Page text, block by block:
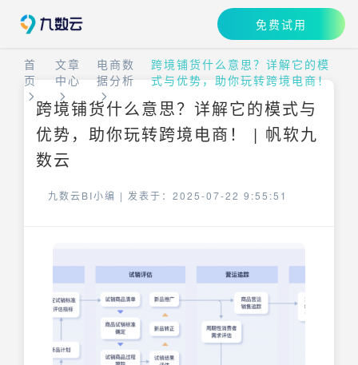
免费试用
首
页
文章
中心
电商数
据分析
跨境铺货什么意思？详解它的模
式与优势，助你玩转跨境电商！
跨境铺货什么意思？详解它的模式与
优势，助你玩转跨境电商！ | 帆软九
数云
九数云BI小编 | 发表于：2025-07-22 9:55:51